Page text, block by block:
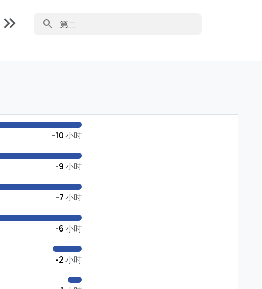
keyboard_double_arrow_right search
-10小时
-9小时
-7小时
-6小时
-2小时